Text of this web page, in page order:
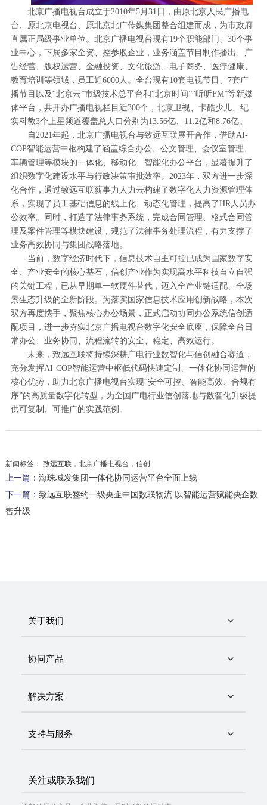
北京广播电视台成立于2010年5月31日，由原北京人民广播电
台、原北京电视台、原北京北广传媒集团整合组建而成，为市政府
直属正局级事业单位。北京广播电视台现有19个职能部门、30个事
业中心，下属多家全资、控参股企业，业务涵盖节目制作播出、广
告经营、版权运营、金融投资、文化旅游、电子商务、医疗健康、
教育培训等领域，员工近6000人。全台现有10套电视节目、7套广
播节目以及“北京云”市级技术总平台和“北京时间”“听听FM”等新媒
体平台，共开办广播电视栏目近300个，北京卫视、卡酷少儿、纪
实科教3个上星频道覆盖总人口分别为13.56亿、11.2亿和8.76亿。
自2021年起，北京广播电视台与致远互联展开合作，借助AI-
COP智能运营中枢构建了涵盖综合办公、公文管理、会议室管理、
车辆管理等模块的一体化、移动化、智能化办公平台，显著提升了
组织数字化建设水平与行政决策审批效率。2023年，双方进一步深
化合作，通过致远互联薪事力人力云构建了数字化人力资源管理体
系，实现了员工基础信息的线上化、动态化管理，提高了HR人员办
公效率。同时，打造了法律事务系统，完成合同管理、格式合同管
理及案件管理等模块建设，规范了法律事务处理流程，有力支撑了
业务高效协同与集团战略落地。
当前，数字经济时代下，信息技术自主可控已成为国家数字安
全、产业安全的核心基石，信创产业作为实现高水平科技自立自强
的关键工程，已从早期单一软硬件替代，迈入全产业链适配、全场
景生态升级的全新阶段。为落实国家信息技术应用创新战略，本次
双方再度携手，聚焦核心办公场景，正式启动协同办公系统信创适
配项目，进一步夯实北京广播电视台数字化安全底座，保障全台日
常办公、业务协同、流程流转的安全、稳定、高效运行。
未来，致远互联将持续深耕广电行业数智化与信创融合赛道，
充分发挥AI-COP智能运营中枢低代码快速定制、一体化协同运营的
核心优势，助力北京广播电视台实现“安全可控、智能高效、合规有
序”的高质量数字化转型，为全国广电行业信创落地与数智化升级提
供可复制、可推广的实践范例。
新闻标签： 致远互联，北京广播电视台，信创
上一篇： 海珠城发集团一体化协同运营平台全面上线
下一篇： 致远互联签约一级央企中国数联物流 以智能运营赋能央企数
智升级
关于我们
协同产品
解决方案
支持与服务
关注或联系我们